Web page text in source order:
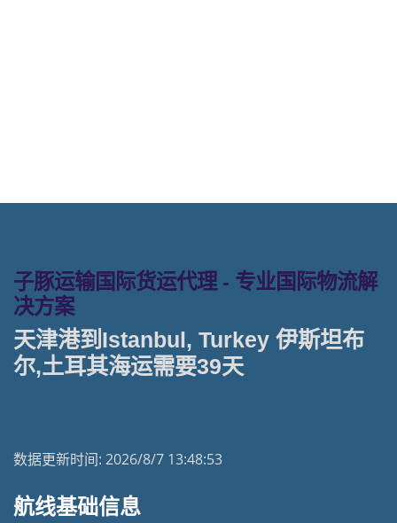
子豚运输国际货运代理 - 专业国际物流解
决方案
天津港到Istanbul, Turkey 伊斯坦布
尔,土耳其海运需要39天
数据更新时间: 2026/8/7 13:48:53
航线基础信息